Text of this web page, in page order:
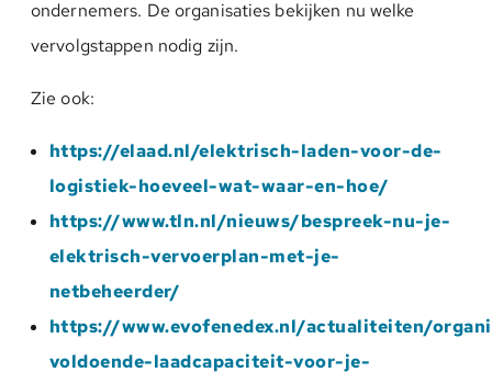
ondernemers. De organisaties bekijken nu welke
vervolgstappen nodig zijn.
Zie ook:
https://elaad.nl/elektrisch-laden-voor-de-
logistiek-hoeveel-wat-waar-en-hoe/
https://www.tln.nl/nieuws/bespreek-nu-je-
elektrisch-vervoerplan-met-je-
netbeheerder/
https://www.evofenedex.nl/actualiteiten/
voldoende-laadcapaciteit-voor-je-